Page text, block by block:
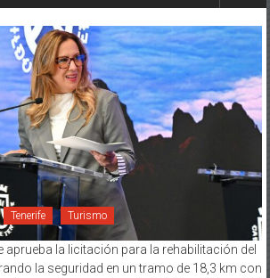
Tenerife Turismo
aprueba la licitación para la rehabilitación del
la seguridad en un tramo de 18,3 km con